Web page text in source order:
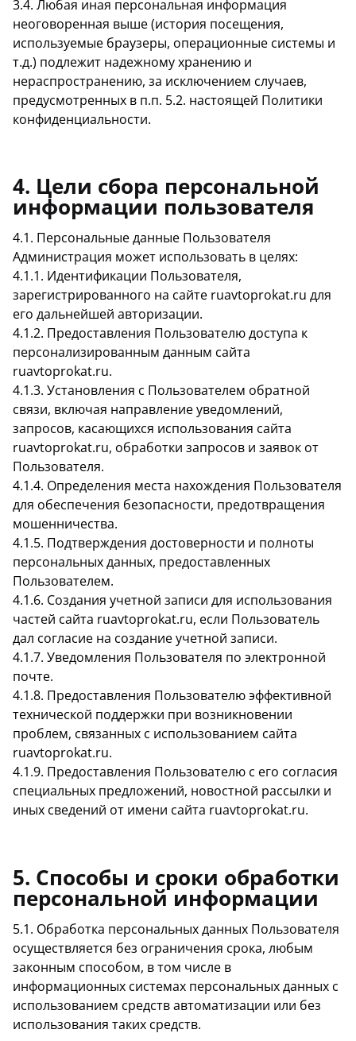
3.4. Любая иная персональная информация
неоговоренная выше (история посещения,
используемые браузеры, операционные системы и
т.д.) подлежит надежному хранению и
нераспространению, за исключением случаев,
предусмотренных в п.п. 5.2. настоящей Политики
конфиденциальности.
4. Цели сбора персональной
информации пользователя
4.1. Персональные данные Пользователя
Администрация может использовать в целях:
4.1.1. Идентификации Пользователя,
зарегистрированного на сайте ruavtoprokat.ru для
его дальнейшей авторизации.
4.1.2. Предоставления Пользователю доступа к
персонализированным данным сайта
ruavtoprokat.ru.
4.1.3. Установления с Пользователем обратной
связи, включая направление уведомлений,
запросов, касающихся использования сайта
ruavtoprokat.ru, обработки запросов и заявок от
Пользователя.
4.1.4. Определения места нахождения Пользователя
для обеспечения безопасности, предотвращения
мошенничества.
4.1.5. Подтверждения достоверности и полноты
персональных данных, предоставленных
Пользователем.
4.1.6. Создания учетной записи для использования
частей сайта ruavtoprokat.ru, если Пользователь
дал согласие на создание учетной записи.
4.1.7. Уведомления Пользователя по электронной
почте.
4.1.8. Предоставления Пользователю эффективной
технической поддержки при возникновении
проблем, связанных с использованием сайта
ruavtoprokat.ru.
4.1.9. Предоставления Пользователю с его согласия
специальных предложений, новостной рассылки и
иных сведений от имени сайта ruavtoprokat.ru.
5. Способы и сроки обработки
персональной информации
5.1. Обработка персональных данных Пользователя
осуществляется без ограничения срока, любым
законным способом, в том числе в
информационных системах персональных данных с
использованием средств автоматизации или без
использования таких средств.